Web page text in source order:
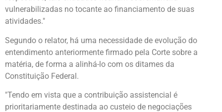
vulnerabilizadas no tocante ao financiamento de suas
atividades."
Segundo o relator, há uma necessidade de evolução do
entendimento anteriormente firmado pela Corte sobre a
matéria, de forma a alinhá-lo com os ditames da
Constituição Federal.
"Tendo em vista que a contribuição assistencial é
prioritariamente destinada ao custeio de negociações